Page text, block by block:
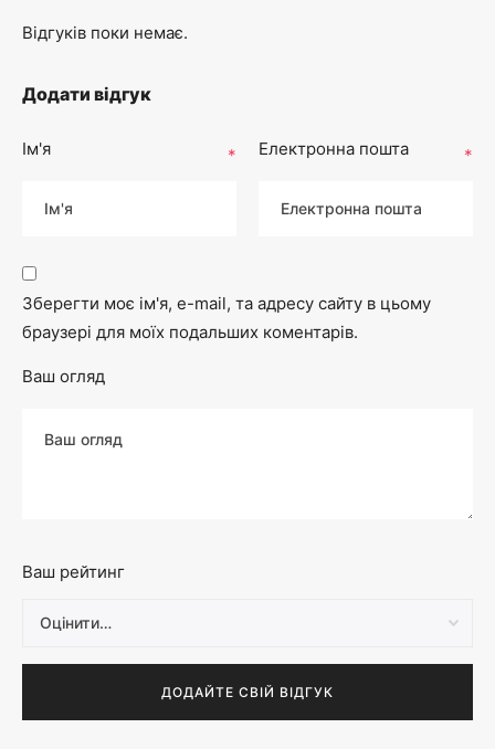
Відгуків поки немає.
Додати відгук
Ім'я * Електронна пошта *
Зберегти моє ім'я, e-mail, та адресу сайту в цьому
браузері для моїх подальших коментарів.
Ваш огляд
Ваш рейтинг